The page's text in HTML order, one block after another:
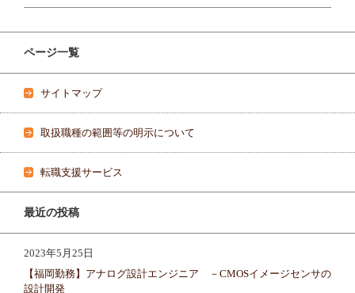
ページ一覧
サイトマップ
取扱職種の範囲等の明示について
転職支援サービス
最近の投稿
2023年5月25日
【福岡勤務】アナログ設計エンジニア －CMOSイメージセンサの
設計開発